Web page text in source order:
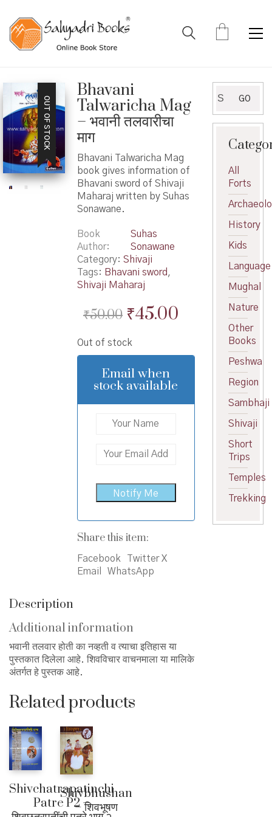
OUT OF STOCK
Bhavani
Talwaricha Mag
– भवानी तलवारीचा
माग
Bhavani Talwaricha Mag
book gives information of
Bhavani sword of Shivaji
Maharaj written by Suhas
Sonawane.
Book
Author
Suhas
Sonawane
Category: Shivaji
Tags: Bhavani sword ,
Shivaji Maharaj
₹50.00 Original
was:
₹50.00.
₹45.00Current
is:
Out of stock
Email when
stock available
Share this item:
Facebook
Twitter X
Email
WhatsApp
Description
Additional information
भवानी तलवार होती का नव्हती व त्याचा इतिहास या
पुस्तकात दिलेला आहे. शिवविचार वाचनमाला या मालिके
अंतर्गत हे पुस्तक आहे.
Related products
Shivchatrapatinchi
Patre P2 –
Shivbhushan
– शिवभूषण
for:
GO
All
Forts
History
Kids
Language
Mughal
Nature
Other
Books
Peshwa
Region
Sambhaji
Shivaji
Short
Trips
Temples
Trekking